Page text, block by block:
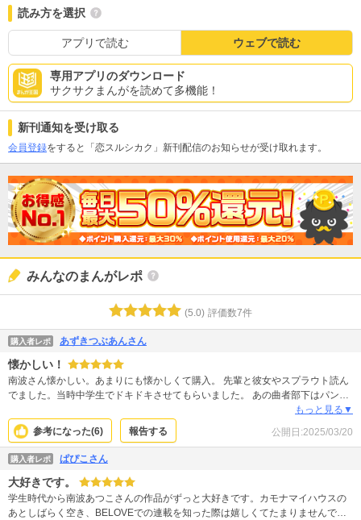
読み方を選択
アプリで読む ウェブで読む
専用アプリのダウンロード
サクサクまんがを読めて多機能！
新刊通知を受け取る
会員登録をすると「恋スルシカク」新刊配信のお知らせが受け取れます。
みんなのまんがレポ
(5.0) 評価数7件
購入者レポ あずきつぶあんさん
懐かしい！
南波さん懐かしい。あまりにも懐かしくて購入。 先輩と彼女やスプラウト読ん
でました。当時中学生でドキドキさせてもらいました。 あの曲者部下はパンプ
もっと見る▼
参考になった(6) 報告する 公開日:2025/03/20
購入者レポ ぱぴこさん
大好きです。
学生時代から南波あつこさんの作品がずっと大好きです。カモナマイハウスの
あとしばらく空き、BELOVEでの連載を知った際は嬉しくてたまりませんでし